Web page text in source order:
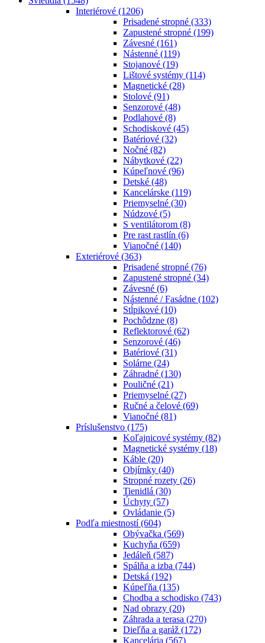
Interiérové (1206)
Prisadené stropné (333)
Zapustené stropné (199)
Závesné (161)
Nástenné (119)
Stojanové (19)
Lištové systémy (114)
Magnetické (28)
Stolové (91)
Senzorové (48)
Podlahové (8)
Schodiskové (45)
Batériové (32)
Nočné (82)
Nábytkové (22)
Kúpeľnové (96)
Detské (48)
Kancelárske (119)
Priemyselné (30)
Núdzové (5)
S ventilátorom (8)
Pre rast rastlín (6)
Vianočné (140)
Exteriérové (363)
Prisadené stropné (76)
Zapustené stropné (34)
Závesné (6)
Nástenné / Fasádne (102)
Stĺpikové (10)
Pochôdzne (8)
Reflektorové (62)
Senzorové (46)
Batériové (31)
Solárne (24)
Záhradné (130)
Pouličné (21)
Priemyselné (27)
Ručné a čelové (69)
Vianočné (81)
Príslušenstvo (175)
Koľajnicové systémy (82)
Magnetické systémy (18)
Káble (20)
Objímky (40)
Stropné rozety (26)
Tienidlá (30)
Úchyty (57)
Ovládanie (5)
Podľa miestností(604)
Obývačka (569)
Kuchyňa (659)
Jedáleň (587)
Spálňa a izba (744)
Detská (192)
Kúpeľňa (135)
Chodba a schodisko (743)
Nad obrazy (20)
Záhrada a terasa (270)
Dieľňa a garáž (172)
Kancelária (567)